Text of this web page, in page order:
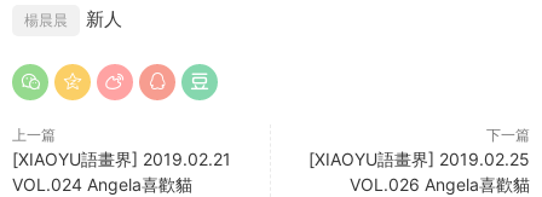
楊晨晨 新人
上一篇
[XIAOYU語畫界] 2019.02.21
VOL.024 Angela喜歡貓
下一篇
[XIAOYU語畫界] 2019.02.25
VOL.026 Angela喜歡貓